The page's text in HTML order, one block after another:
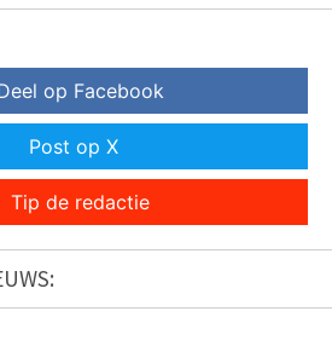
op Facebook
Post op X
Tip de redactie